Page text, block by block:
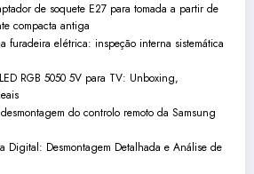
de soquete E27 para tomada a partir de
compacta antiga
furadeira elétrica: inspeção interna sistemática
RGB 5050 5V para TV: Unboxing,
do controlo remoto da Samsung
Digital: Desmontagem Detalhada e Análise de